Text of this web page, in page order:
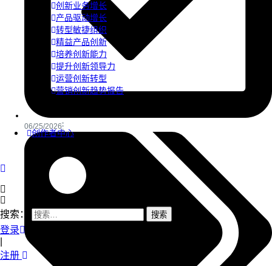
创新业务增长
产品驱动增长
转型敏捷组织
精益产品创新
培养创新能力
提升创新领导力
运营创新转型
营销创新趋势报告
创作者中心
搜索：
登录
注册
06/25/2026